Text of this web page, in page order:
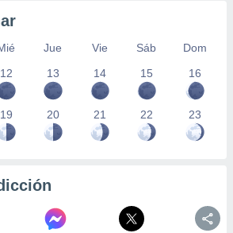
Jue Vie Sáb
Dom
12 13 14 15 16
19 20 21 22 23